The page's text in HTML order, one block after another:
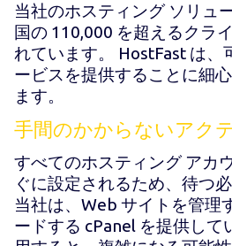
当社のホスティング ソリュ
国の 110,000 を超えるクラ
れています。 HostFast は、
ービスを提供することに細
ます。
手間のかからないアク
すべてのホスティング アカ
ぐに設定されるため、待つ
当社は、Web サイトを管理
ードする cPanel を提供して